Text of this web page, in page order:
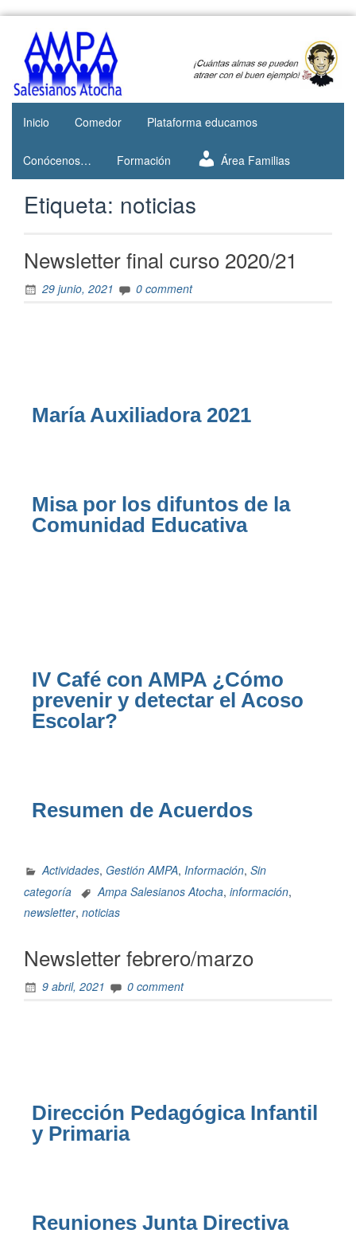
AMPA
Salesianos
Atocha
Web del
AMPA del
Colegio
Salesianos
de Atocha
Inicio
Comedor Plataforma educamos
Conócenos… Formación Área Familias
Etiqueta: noticias
Newsletter final curso 2020/21
29 junio, 2021 0 comment
María Auxiliadora 2021
Misa por los difuntos de la
Comunidad Educativa
IV Café con AMPA ¿Cómo
prevenir y detectar el Acoso
Escolar?
Resumen de Acuerdos
Actividades, Gestión AMPA, Información, Sin
categoría
Ampa Salesianos Atocha, información,
newsletter, noticias
Newsletter febrero/marzo
9 abril, 2021 0 comment
Dirección Pedagógica Infantil
y Primaria
Reuniones Junta Directiva